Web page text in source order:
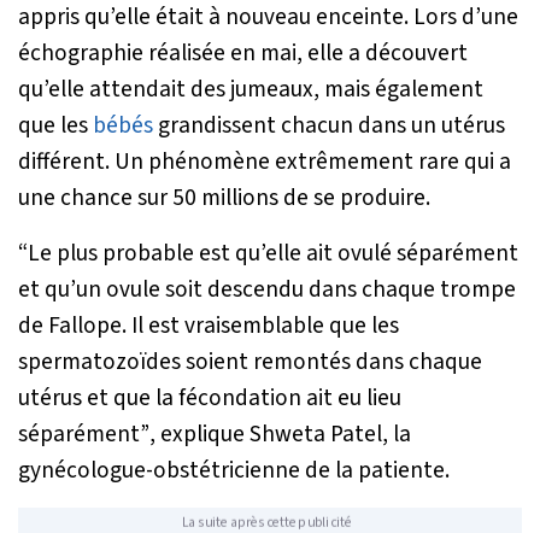
appris qu’elle était à nouveau enceinte. Lors d’une
échographie réalisée en mai, elle a découvert
qu’elle attendait des jumeaux, mais également
que les bébésgrandissent chacun dans un utérus
différent. Un phénomène extrêmement rare qui a
une chance sur 50 millions de se produire.
“Le plus probable est qu’elle ait ovulé séparément
et qu’un ovule soit descendu dans chaque trompe
de Fallope. Il est vraisemblable que les
spermatozoïdes soient remontés dans chaque
utérus et que la fécondation ait eu lieu
séparément”, explique Shweta Patel, la
gynécologue-obstétricienne de la patiente.
La suite après cette publicité